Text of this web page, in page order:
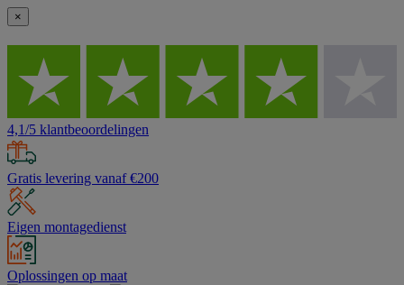
×
4,1/5 klantbeoordelingen
Gratis levering vanaf €200
Eigen montagedienst
Oplossingen op maat